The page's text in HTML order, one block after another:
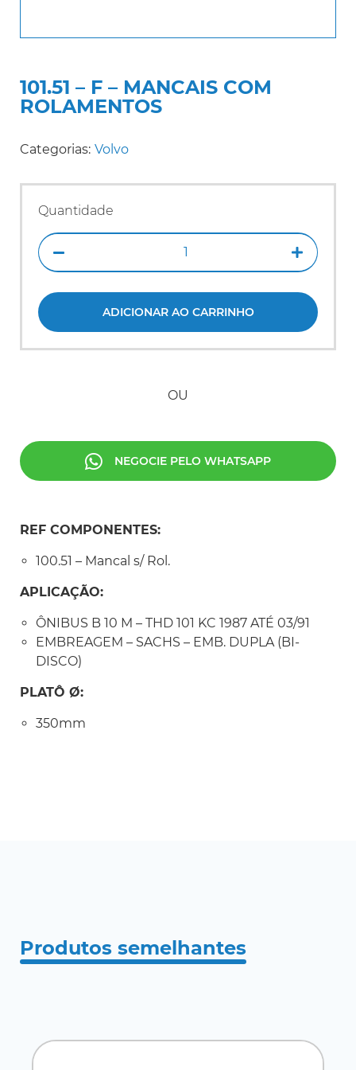
101.51 – F – MANCAIS COM
ROLAMENTOS
Categorias: Volvo
Quantidade
ADICIONAR AO CARRINHO
OU
NEGOCIE PELO WHATSAPP
REF COMPONENTES:
100.51 – Mancal s/ Rol.
APLICAÇÃO:
ÔNIBUS B 10 M – THD 101 KC 1987 ATÉ 03/91
EMBREAGEM – SACHS – EMB. DUPLA (BI-
DISCO)
PLATÔ Ø:
350mm
Produtos semelhantes